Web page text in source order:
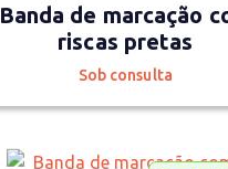
Banda de marcação
riscas pretas
Sob consulta